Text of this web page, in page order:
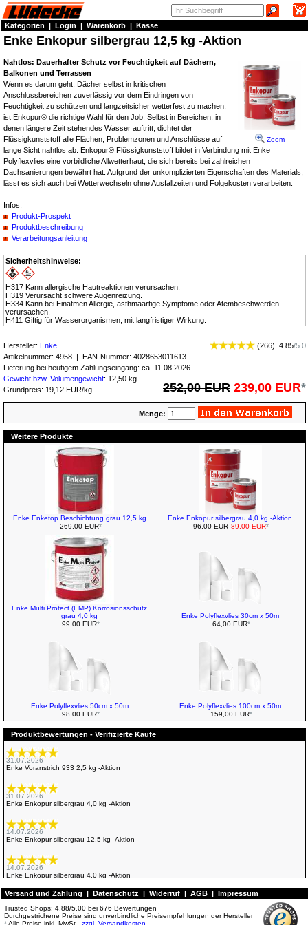
Kategorien | Login | Warenkorb | Kasse
Enke Enkopur silbergrau 12,5 kg -Aktion
Zoom
Nahtlos: Dauerhafter Schutz vor Feuchtigkeit auf Dächern,
Balkonen und Terrassen
Wenn es darum geht, Dächer selbst in kritischen
Anschlussbereichen zuverlässig vor dem Eindringen von
Feuchtigkeit zu schützen und langzeitsicher wetterfest zu machen,
ist Enkopur® die richtige Wahl für den Job. Selbst in Bereichen, in
denen längere Zeit stehendes Wasser auftritt, dichtet der
Flüssigkunststoff alle Flächen, Problemzonen und Anschlüsse auf
lange Sicht nahtlos ab. Enkopur® Flüssigkunststoff bildet in Verbindung mit Enke
Polyflexvlies eine vorbildliche Allwetterhaut, die sich bereits bei zahlreichen
Dachsanierungen bewährt hat. Aufgrund der unkomplizierten Eigenschaften des Materials,
lässt es sich auch bei Wetterwechseln ohne Ausfallzeiten und Folgekosten verarbeiten.
Infos:
Produkt-Prospekt
Produktbeschreibung
Verarbeitungsanleitung
Sicherheitshinweise:
H317 Kann allergische Hautreaktionen verursachen.
H319 Verursacht schwere Augenreizung.
H334 Kann bei Einatmen Allergie, asthmaartige Symptome oder Atembeschwerden
verursachen.
H411 Giftig für Wasserorganismen, mit langfristiger Wirkung.
Hersteller: Enke (266) 4.85/5.0
Artikelnummer: 4958 | EAN-Nummer: 4028653011613
Lieferung bei heutigem Zahlungseingang: ca. 11.08.2026
Gewicht bzw. Volumengewicht: 12,50 kg
Grundpreis: 19,12 EUR/kg
252,00 EUR 239,00 EUR*
Menge:
Weitere Produkte
Enke Enketop Beschichtung grau 12,5 kg
269,00 EUR*
Enke Enkopur silbergrau 4,0 kg -Aktion
96,00 EUR 89,00 EUR*
Enke Multi Protect (EMP) Korrosionsschutz
grau 4,0 kg
99,00 EUR*
Enke Polyflexvlies 30cm x 50m
64,00 EUR*
Enke Polyflexvlies 50cm x 50m
98,00 EUR*
Enke Polyflexvlies 100cm x 50m
159,00 EUR*
Produktbewertungen - Verifizierte Käufe
31.07.2026
Enke Voranstrich 933 2,5 kg -Aktion
31.07.2026
Enke Enkopur silbergrau 4,0 kg -Aktion
14.07.2026
Enke Enkopur silbergrau 12,5 kg -Aktion
14.07.2026
Enke Enkopur silbergrau 4,0 kg -Aktion
Enke Enkopur silbergrau 12,5 kg -Aktion
Versand und Zahlung | Datenschutz | Widerruf | AGB | Impressum
Trusted Shops: 4.88/5.00 bei 676 Bewertungen
Durchgestrichene Preise sind unverbindliche Preisempfehlungen der Hersteller
*Alle Preise inkl. MwSt - zzgl. Versandkosten